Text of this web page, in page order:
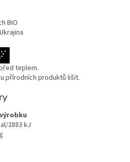
BIO
teplem.
přírodních produktů lišit.
2883 kJ